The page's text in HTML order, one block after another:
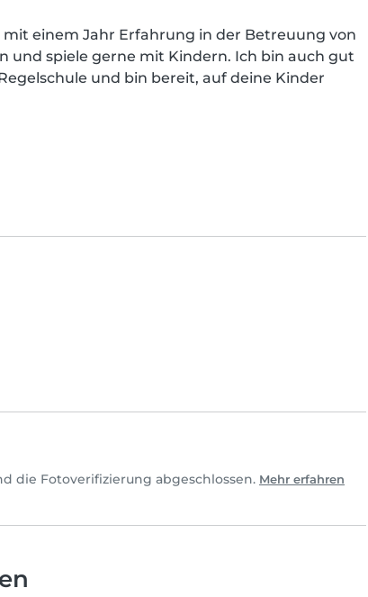
einem Jahr Erfahrung in der Betreuung von
und spiele gerne mit Kindern. Ich bin auch gut
und bin bereit, auf deine Kinder
die Fotoverifizierung abgeschlossen. Mehr erfahren